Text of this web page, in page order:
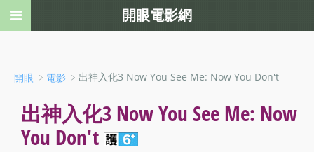
開眼 ﹥ 電影 ﹥出神入化3 Now You See Me: Now You Don't
出神入化3 Now You See Me: Now
You Don't
開眼電影網